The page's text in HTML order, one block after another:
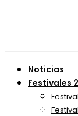
Noticias
Festivales